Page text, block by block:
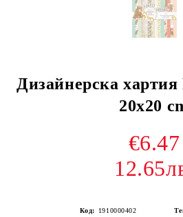
Дизайнерска
20x20
€6.47
Код: 1910000402